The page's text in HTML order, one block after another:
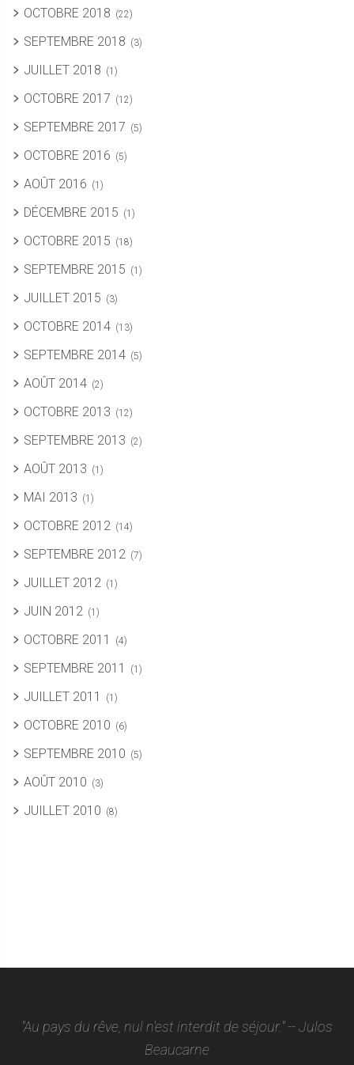
OCTOBRE 2018 (22)
SEPTEMBRE 2018 (3)
JUILLET 2018 (1)
OCTOBRE 2017 (12)
SEPTEMBRE 2017 (5)
OCTOBRE 2016 (5)
AOÛT 2016 (1)
DÉCEMBRE 2015 (1)
OCTOBRE 2015 (18)
SEPTEMBRE 2015 (1)
JUILLET 2015 (3)
OCTOBRE 2014 (13)
SEPTEMBRE 2014 (5)
AOÛT 2014 (2)
OCTOBRE 2013 (12)
SEPTEMBRE 2013 (2)
AOÛT 2013 (1)
MAI 2013 (1)
OCTOBRE 2012 (14)
SEPTEMBRE 2012 (7)
JUILLET 2012 (1)
JUIN 2012 (1)
OCTOBRE 2011 (4)
SEPTEMBRE 2011 (1)
JUILLET 2011 (1)
OCTOBRE 2010 (6)
SEPTEMBRE 2010 (5)
AOÛT 2010 (3)
JUILLET 2010 (8)
"Au pays du rêve, nul n'est interdit de séjour." -- Julos
Beaucarne